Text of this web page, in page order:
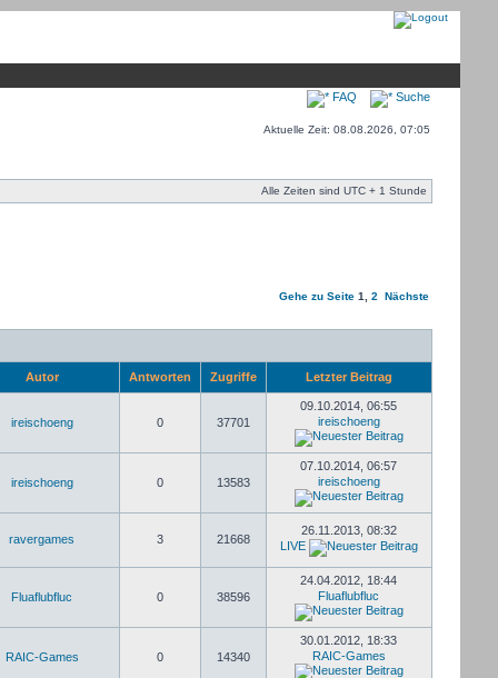
FAQ Suche
Aktuelle Zeit: 08.08.2026, 07:05
Alle Zeiten sind UTC + 1 Stunde
Gehe zu Seite 1 2 Nächste
Autor Antworten Zugriffe Letzter Beitrag
ireischoeng 0 37701
09.10.2014, 06:55
ireischoeng
ireischoeng 0 13583
07.10.2014, 06:57
ireischoeng
ravergames 3 21668
26.11.2013, 08:32
LIVE
Fluaflubfluc 0 38596
24.04.2012, 18:44
Fluaflubfluc
RAIC-Games 0 14340
30.01.2012, 18:33
RAIC-Games